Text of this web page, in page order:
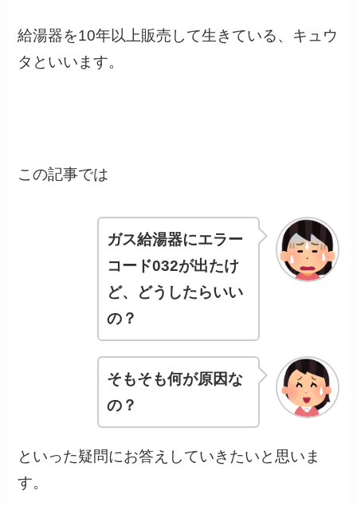
給湯器を10年以上販売して生きている、キュウ
タといいます。
この記事では
ガス給湯器にエラー
コード032が出たけ
ど、どうしたらいい
の？
そもそも何が原因な
の？
といった疑問にお答えしていきたいと思いま
す。